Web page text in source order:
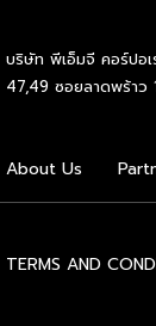
ดี มีสูตรน้ำจิ้มรส
เพราะแน่นอนว่า
น้ำจิ้มซีฟู้ด น้ำจิ้ม
จำเป็นต้องจัดเต
บริษัท พีเอ็มจี คอร์ปอ
47,49 ซอยลาดพร้าว
About Us
TERMS AND